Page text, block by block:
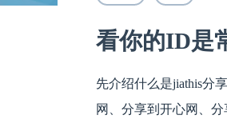
看你的ID是
先介绍什么是jiathis分
网、分享到开心网、